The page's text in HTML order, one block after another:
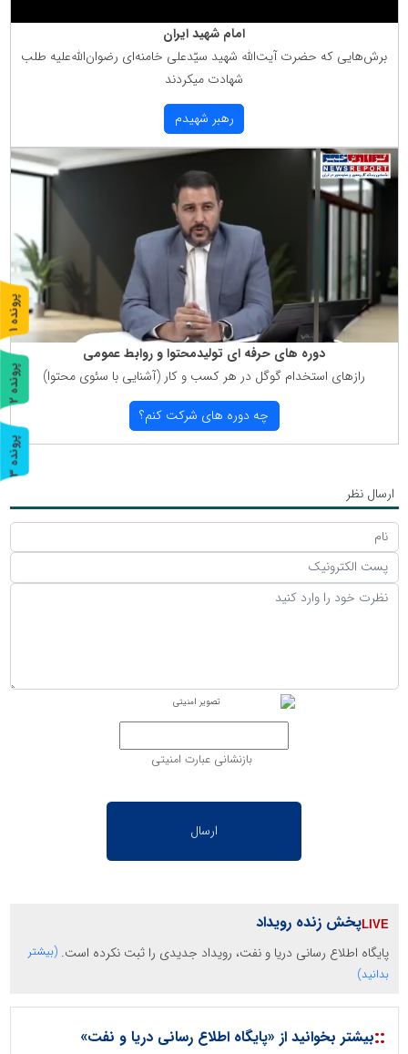
امام شهید ایران
برش‌هایی كه حضرت آیت‌الله شهید سیّدعلی خامنه‌ای رضوان‌الله‌علیه طلب
شهادت میكردند
رهبر شهیدم
دوره های حرفه ای تولیدمحتوا و روابط عمومی
رازهای استخدام گوگل در هر كسب و كار (آشنایی با سئوی محتوا)
چه دوره های شركت كنم؟
ارسال نظر
بازنشانی عبارت امنیتی
پخش زنده رویداد
پایگاه اطلاع رسانی دریا و نفت، رویداد جدیدی را ثبت نکرده است. (بیشتر
بدانید)
::بیشتر بخوانید از «پایگاه اطلاع رسانی دریا و نفت»
پ
ر
و
ن
د
ه
1
پ
ر
و
ن
د
ه
2
پ
ر
و
ن
د
ه
3